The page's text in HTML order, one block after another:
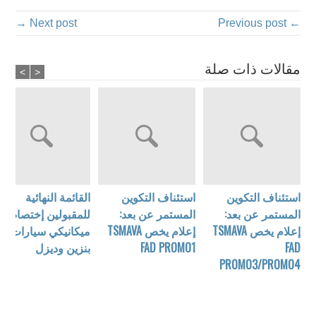
← Previous post
Next post →
مقالات ذات صلة
استئناف التكوين
المستمر عن بعد:
إعلام يخص TSMAVA
FAD
PROMO3/PROMO4
استئناف التكوين
المستمر عن بعد:
إعلام يخص TSMAVA
FAD PROMO1
القائمة النهائية
للمقبولين إختصاص:
ميكانيكي سيارات
بنزين وديزل
<
>